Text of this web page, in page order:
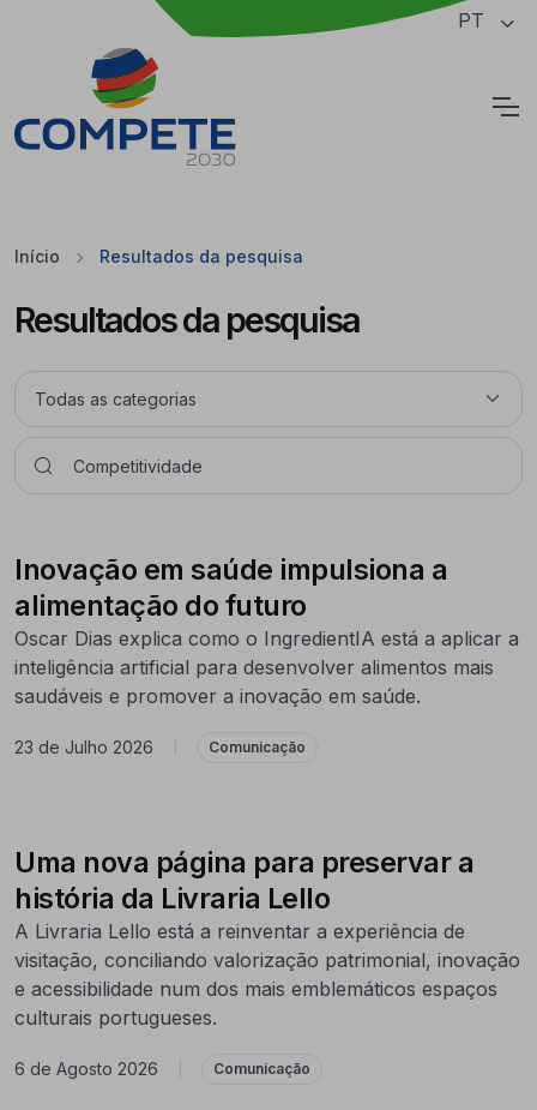
Saltar para o conteúdo principal da página PT
Início Resultados da pesquisa
Resultados da pesquisa
Inovação em saúde impulsiona a
alimentação do futuro
Oscar Dias explica como o IngredientIA está a aplicar a
inteligência artificial para desenvolver alimentos mais
saudáveis e promover a inovação em saúde.
23 de Julho 2026 Comunicação
Uma nova página para preservar a
história da Livraria Lello
A Livraria Lello está a reinventar a experiência de
visitação, conciliando valorização patrimonial, inovação
e acessibilidade num dos mais emblemáticos espaços
culturais portugueses.
6 de Agosto 2026 Comunicação